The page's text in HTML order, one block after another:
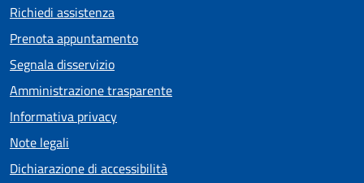
Richiedi assistenza
Prenota appuntamento
Segnala disservizio
Amministrazione trasparente
Informativa privacy
Note legali
Dichiarazione di accessibilità